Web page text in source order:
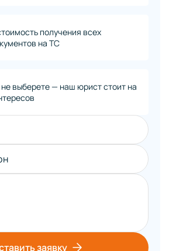
получения всех
на ТС
не выберете — наш юрист стоит на
заявку